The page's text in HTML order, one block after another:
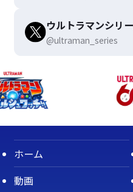
ウルトラマンシリ
@ultraman_series
ホーム
動画